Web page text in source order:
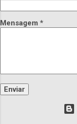
Mensagem *